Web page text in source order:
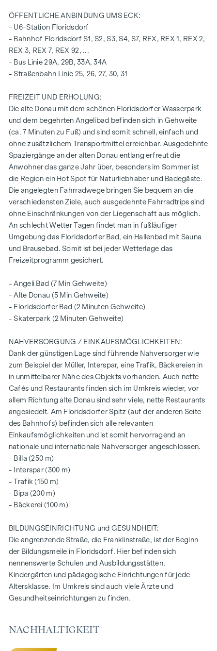
Anschlüsse für Küche mit Starkstrom
Feinsteinzeug 30 x 60 cm der Firma Marazzi
Armaturen der Marke Dornbracht
Keramik in Bad und WC der Marke Laufen "Pro"
Dachterrasse mit Steckdose, Außenbeleuchtung und
Wasseranschluss
Ein Garagenplatz in der hauseigenen Tiefgarage kann
zusätzlich erworben werden.
Näher Infos entnehmen Sie bitte aus unserer Projekt
Websitewww.fahrbachgasse6-8.at
oder fragen Sie unser kompetentes Beratungsteam!
HIGHLIGHTS
verkehrsberuhigte Einbahnstraße mit Übergang zur
Begegnungszone
geringe bis keine Lärmbelastung
Bildungseinrichtungen um die Ecke (Bildungsmeile /
Bildungsgrätzel)
2 Gehminuten zum Bahnhof Floridsdorf (U6, S-Bahnen,
6 Gehminuten zur Alten Donau
top Anbindung an den Individualverkehr
zertifiziertes Gebäude - zukunftsorientiert
für Eigennutzer und Anleger
smartes Briefkastensystem mit Paketboxenanlage
Digitales Schwarzes Brett und smarte Hausverwaltung -
App „puck “
Gemeinschaftsraum für alle Bewohner (mit Kletterwand,
Tischfußball, Spieleecke, Sitzgelegenheiten,
vollausgestatteter Küche, Gemeinschaftsgarten
mit "Urban Gardening" Gemeinschaftsbeeten
verfügbar und beinhalten allesamt eine Freifläche in Form
von einer Loggia, einem Balkon, einem Eigengarten oder
Weitere Infos entnehmen Sie gerne aus unserer
Projekt-Website:www.fahrbachgasse6-8.at
VEREINBAREN SIE NOCH HEUTE EINEN
BESICHTIGUNGSTERMIN
NACHHALTIGKEIT
Auch bei diesem Projekt der WINEGG Realitäten GmbH
stehen die Erschaffung von nachhaltigem Lebensraum, das
Wohlbefinden der zukünftigen Bewohner und die
Projektrealisierung auf die Minimierung des Verbrauchs von
Energie und natürlichen Ressourcen. Zudem werden eine
ÖFFENTLICHE ANBINDUNG UMS ECK:
- U6-Station Floridsdorf
- Bahnhof Floridsdorf S1, S2, S3, S4, S7, REX, REX 1, REX 2,
REX 3, REX 7, REX 92, ...
- Bus Linie 29A, 29B, 33A, 34A
- Straßenbahn Linie 25, 26, 27, 30, 31
FREIZEIT UND ERHOLUNG:
Die alte Donau mit dem schönen Floridsdorfer Wasserpark
und dem begehrten Angelibad befinden sich in Gehweite
(ca. 7 Minuten zu Fuß) und sind somit schnell, einfach und
ohne zusätzlichem Transportmittel erreichbar. Ausgedehnte
Spaziergänge an der alten Donau entlang erfreut die
Anwohner das ganze Jahr über, besonders im Sommer ist
die Region ein Hot Spot für Naturliebhaber und Badegäste.
Die angelegten Fahrradwege bringen Sie bequem an die
verschiedensten Ziele, auch ausgedehnte Fahrradtrips sind
ohne Einschränkungen von der Liegenschaft aus möglich.
An schlecht Wetter Tagen findet man in fußläufiger
Umgebung das Floridsdorfer Bad, ein Hallenbad mit Sauna
und Brausebad. Somit ist bei jeder Wetterlage das
Freizeitprogramm gesichert.
- Angeli Bad (7 Min Gehweite)
- Alte Donau (5 Min Gehweite)
- Floridsdorfer Bad (2 Minuten Gehweite)
- Skaterpark (2 Minuten Gehweite)
NAHVERSORGUNG / EINKAUFSMÖGLICHKEITEN:
Dank der günstigen Lage sind führende Nahversorger wie
zum Beispiel der Müller, Interspar, eine Trafik, Bäckereien in
in unmittelbarer Nähe des Objekts vorhanden. Auch nette
Cafés und Restaurants finden sich im Umkreis wieder, vor
allem Richtung alte Donau sind sehr viele, nette Restaurants
angesiedelt. Am Floridsdorfer Spitz (auf der anderen Seite
des Bahnhofs) befinden sich alle relevanten
Einkaufsmöglichkeiten und ist somit hervorragend an
nationale und internationale Nahversorger angeschlossen.
- Billa (250 m)
- Interspar (300 m)
- Trafik (150 m)
- Bipa (200 m)
- Bäckerei (100 m)
BILDUNGSEINRICHTUNG und GESUNDHEIT:
Die angrenzende Straße, die Franklinstraße, ist der Beginn
der Bildungsmeile in Floridsdorf. Hier befinden sich
nennenswerte Schulen und Ausbildungsstätten,
Kindergärten und pädagogische Einrichtungen für jede
Altersklasse. Im Umkreis sind auch viele Ärzte und
Gesundheitseinrichtungen zu finden.
NACHHALTIGKEIT